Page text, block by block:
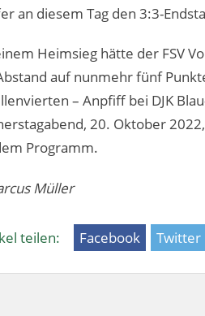
an diesem Tag den 3:3-
Heimsieg hätte der FSV
auf nunmehr fünf
– Anpfiff bei DJK
20. Oktober
Programm.
Müller
teilen: Facebook Twitter